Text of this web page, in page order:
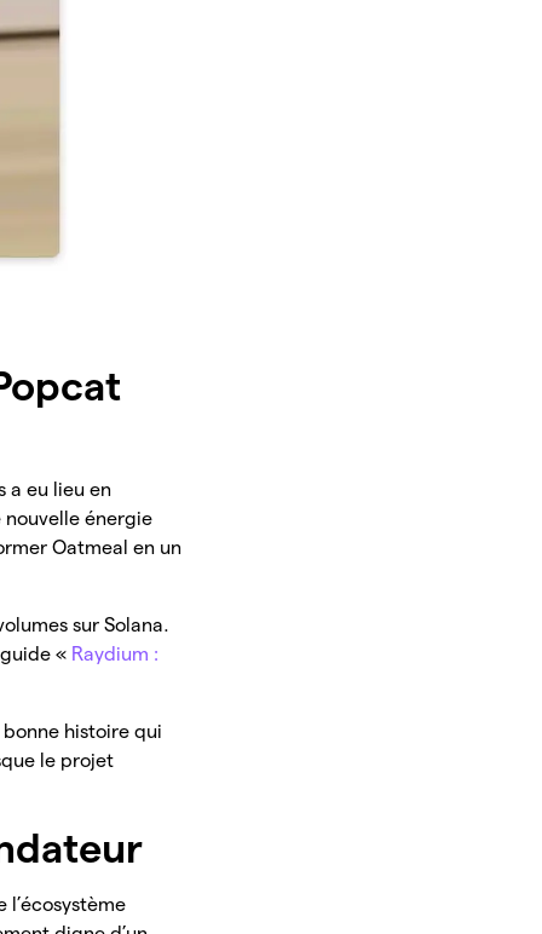
a eu lieu en
nouvelle énergie
Oatmeal en un
sur Solana.
« Raydium :
histoire qui
le projet
l’écosystème